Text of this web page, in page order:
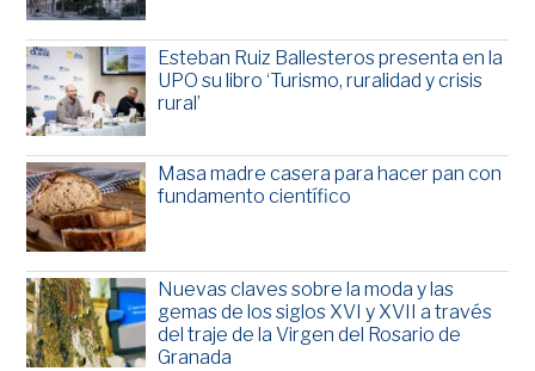
Esteban Ruiz Ballesteros presenta en la
UPO su libro ‘Turismo, ruralidad y crisis
rural’
Masa madre casera para hacer pan con
fundamento científico
Nuevas claves sobre la moda y las
gemas de los siglos XVI y XVII a través
del traje de la Virgen del Rosario de
Granada